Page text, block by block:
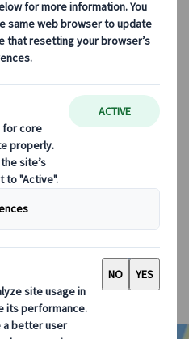
szerint
felfedezése